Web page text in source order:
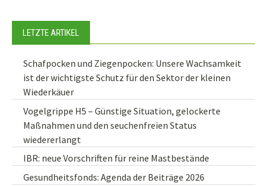
LETZTE ARTIKEL
Schafpocken und Ziegenpocken: Unsere Wachsamkeit
ist der wichtigste Schutz für den Sektor der kleinen
Wiederkäuer
Vogelgrippe H5 – Günstige Situation, gelockerte
Maßnahmen und den seuchenfreien Status
wiedererlangt
IBR: neue Vorschriften für reine Mastbestände
Gesundheitsfonds: Agenda der Beiträge 2026